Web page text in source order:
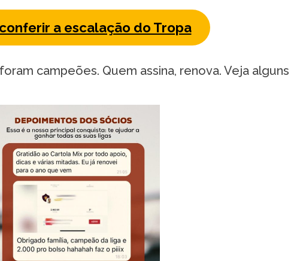
a escalação do Tropa
campeões. Quem assina, renova. Veja alguns